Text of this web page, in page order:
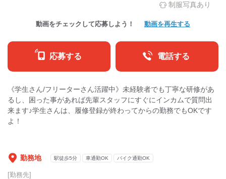
制服写真あり
動画をチェックして応募しよう！ 動画を再生する
応募する 電話する
《学生さん/フリーターさん活躍中》未経験者でも丁寧な研修があ
るし、困った事があれば先輩スタッフにすぐにインカムで質問出
来ます♪学生さんは、履修登録が終わってからの勤務でもOKです
よ！
勤務地 駅徒歩5分 車通勤OK バイク通勤OK
[勤務先]